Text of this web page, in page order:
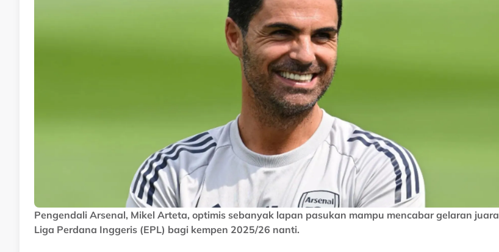
Pengendali Arsenal, Mikel Arteta, optimis sebanyak lapan pasukan mampu mencabar gelaran juara
Liga Perdana Inggeris (EPL) bagi kempen 2025/26 nanti.